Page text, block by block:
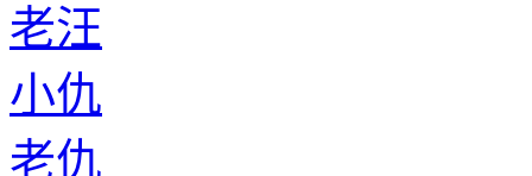
老汪
小仇
老仇